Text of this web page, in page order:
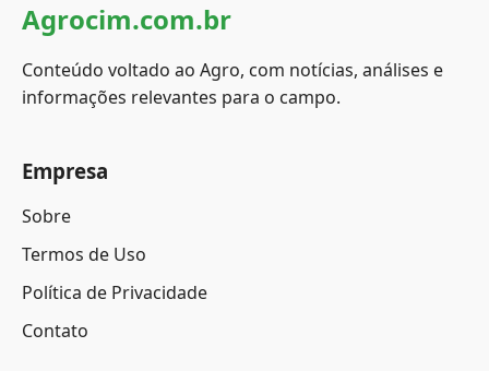
Agrocim.com.br
Conteúdo voltado ao Agro, com notícias, análises e
informações relevantes para o campo.
Empresa
Sobre
Termos de Uso
Política de Privacidade
Contato